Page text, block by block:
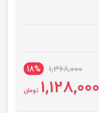
1,368,000
18%
1,128,000 تومان